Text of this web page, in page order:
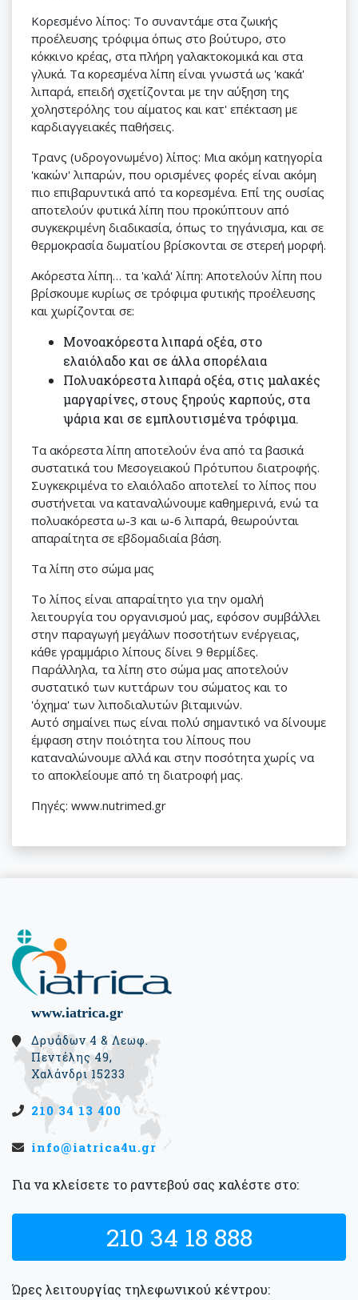
Κορεσμένο λίπος: Το συναντάμε στα ζωικής
προέλευσης τρόφιμα όπως στο βούτυρο, στο
κόκκινο κρέας, στα πλήρη γαλακτοκομικά και στα
γλυκά. Τα κορεσμένα λίπη είναι γνωστά ως 'κακά'
λιπαρά, επειδή σχετίζονται με την αύξηση της
χοληστερόλης του αίματος και κατ' επέκταση με
καρδιαγγειακές παθήσεις.
Τρανς (υδρογονωμένο) λίπος: Μια ακόμη κατηγορία
'κακών' λιπαρών, που ορισμένες φορές είναι ακόμη
πιο επιβαρυντικά από τα κορεσμένα. Επί της ουσίας
αποτελούν φυτικά λίπη που προκύπτουν από
συγκεκριμένη διαδικασία, όπως το τηγάνισμα, και σε
θερμοκρασία δωματίου βρίσκονται σε στερεή μορφή.
Ακόρεστα λίπη… τα 'καλά' λίπη: Αποτελούν λίπη που
βρίσκουμε κυρίως σε τρόφιμα φυτικής προέλευσης
και χωρίζονται σε:
Μονοακόρεστα λιπαρά οξέα, στο
ελαιόλαδο και σε άλλα σπορέλαια
Πολυακόρεστα λιπαρά οξέα, στις μαλακές
μαργαρίνες, στους ξηρούς καρπούς, στα
ψάρια και σε εμπλουτισμένα τρόφιμα.
Τα ακόρεστα λίπη αποτελούν ένα από τα βασικά
συστατικά του Μεσογειακού Πρότυπου διατροφής.
Συγκεκριμένα το ελαιόλαδο αποτελεί το λίπος που
συστήνεται να καταναλώνουμε καθημερινά, ενώ τα
πολυακόρεστα ω-3 και ω-6 λιπαρά, θεωρούνται
απαραίτητα σε εβδομαδιαία βάση.
Τα λίπη στο σώμα μας
Το λίπος είναι απαραίτητο για την ομαλή
λειτουργία του οργανισμού μας, εφόσον συμβάλλει
στην παραγωγή μεγάλων ποσοτήτων ενέργειας,
κάθε γραμμάριο λίπους δίνει 9 θερμίδες.
Παράλληλα, τα λίπη στο σώμα μας αποτελούν
συστατικό των κυττάρων του σώματος και το
'όχημα' των λιποδιαλυτών βιταμινών.
Αυτό σημαίνει πως είναι πολύ σημαντικό να δίνουμε
έμφαση στην ποιότητα του λίπους που
καταναλώνουμε αλλά και στην ποσότητα χωρίς να
το αποκλείουμε από τη διατροφή μας.
Πηγές: www.nutrimed.gr
www.iatrica.gr
Δρυάδων 4 & Λεωφ.
Πεντέλης 49,
Χαλάνδρι 15233
210 34 13 400
info@iatrica4u.gr
Για να κλείσετε το ραντεβού σας καλέστε στο:
210 34 18 888
Ώρες λειτουργίας τηλεφωνικού κέντρου: